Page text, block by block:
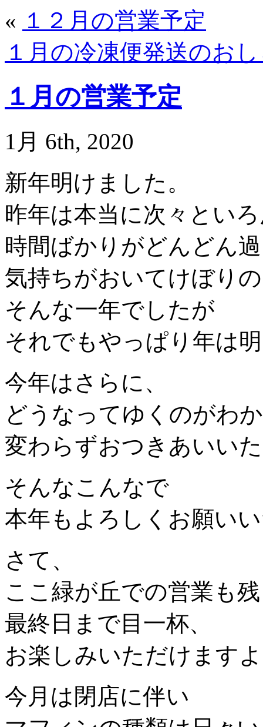
« １２月の営業予定
１月の冷凍便発送のお
１月の営業予定
1月 6th, 2020
新年明けました。
昨年は本当に次々とい
時間ばかりがどんどん
気持ちがおいてけぼり
そんな一年でしたが
それでもやっぱり年は
今年はさらに、
どうなってゆくのがわ
変わらずおつきあいい
そんなこんなで
本年もよろしくお願い
さて、
ここ緑が丘での営業も
最終日まで目一杯、
お楽しみいただけます
今月は閉店に伴い